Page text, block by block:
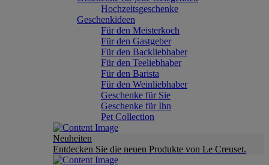
Hochzeitsgeschenke
Geschenkideen
Für den Meisterkoch
Für den Gastgeber
Für den Backliebhaber
Für den Teeliebhaber
Für den Barista
Für den Weinliebhaber
Geschenke für Sie
Geschenke für Ihn
Pet Collection
Neuheiten
Entdecken Sie die neuen Produkte von Le Creuset.